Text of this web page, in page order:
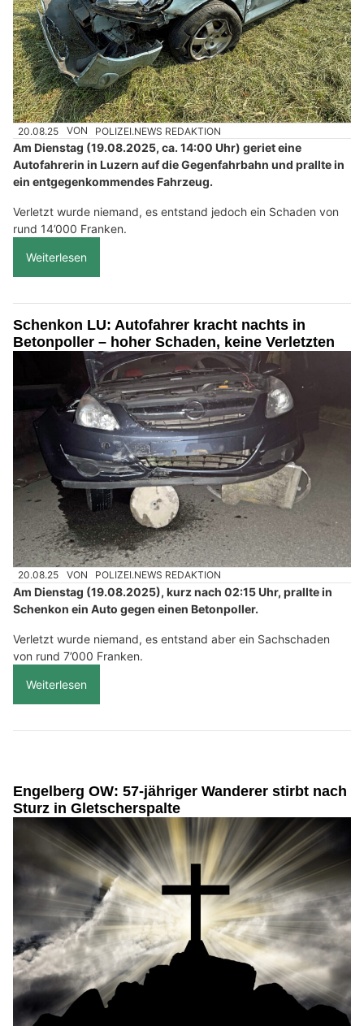
20.08.25 VON POLIZEI.NEWS REDAKTION
Am Dienstag (19.08.2025, ca. 14:00 Uhr) geriet eine
Autofahrerin in Luzern auf die Gegenfahrbahn und prallte in
ein entgegenkommendes Fahrzeug.
Verletzt wurde niemand, es entstand jedoch ein Schaden von
rund 14’000 Franken.
Weiterlesen
Schenkon LU: Autofahrer kracht nachts in
Betonpoller – hoher Schaden, keine Verletzten
20.08.25 VON POLIZEI.NEWS REDAKTION
Am Dienstag (19.08.2025), kurz nach 02:15 Uhr, prallte in
Schenkon ein Auto gegen einen Betonpoller.
Verletzt wurde niemand, es entstand aber ein Sachschaden
von rund 7’000 Franken.
Weiterlesen
Engelberg OW: 57-jähriger Wanderer stirbt nach
Sturz in Gletscherspalte